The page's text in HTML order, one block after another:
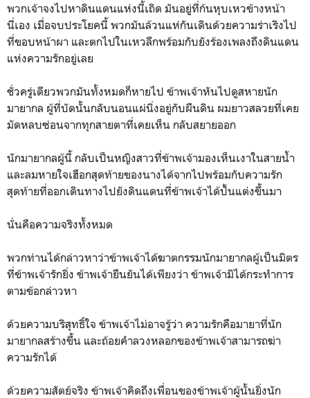
พวกเจ้าจงไปหาดินแดนแห่งนี้เถิด มันอยู่ที่ก้นหุบเหวข้างหน้า
นี่เอง เมื่อจบประโยคนี้ พวกมันล้วนแห่กันเดินด้วยความร่าเริงไป
ที่ขอบหน้าผา และตกไปในเหวลึกพร้อมกับยังร้องเพลงถึงดินแดน
แห่งความรักอยู่เลย
ชั่วครู่เดียวพวกมันทั้งหมดก็หายไป ข้าพเจ้าหันไปดูสหายนัก
มายากล ผู้ที่บัดนั้นกลับนอนแผ่นิ่งอยู่กับผืนดิน ผมยาวสลวยที่เคย
มัดหลบซ่อนจากทุกสายตาที่เคยเห็น กลับสยายออก
นักมายากลผู้นี้ กลับเป็นหญิงสาวที่ข้าพเจ้ามองเห็นเงาในสายน้ำ
และลมหายใจเฮือกสุดท้ายของนางได้จากไปพร้อมกับความรัก
สุดท้ายที่ออกเดินทางไปยังดินแดนที่ข้าพเจ้าได้ปั้นแต่งขึ้นมา
นั่นคือความจริงทั้งหมด
พวกท่านได้กล่าวหาว่าข้าพเจ้าได้ฆาตกรรมนักมายากลผู้เป็นมิตร
ที่ข้าพเจ้ารักยิ่ง ข้าพเจ้ายืนยันได้เพียงว่า ข้าพเจ้ามิได้กระทำการ
ตามข้อกล่าวหา
ด้วยความบริสุทธิ์ใจ ข้าพเจ้าไม่อาจรู้ว่า ความรักคือมายาที่นัก
มายากลสร้างขึ้น และถ้อยคำลวงหลอกของข้าพเจ้าสามารถฆ่า
ความรักได้
ด้วยความสัตย์จริง ข้าพเจ้าคิดถึงเพื่อนของข้าพเจ้าผู้นั้นยิ่งนัก